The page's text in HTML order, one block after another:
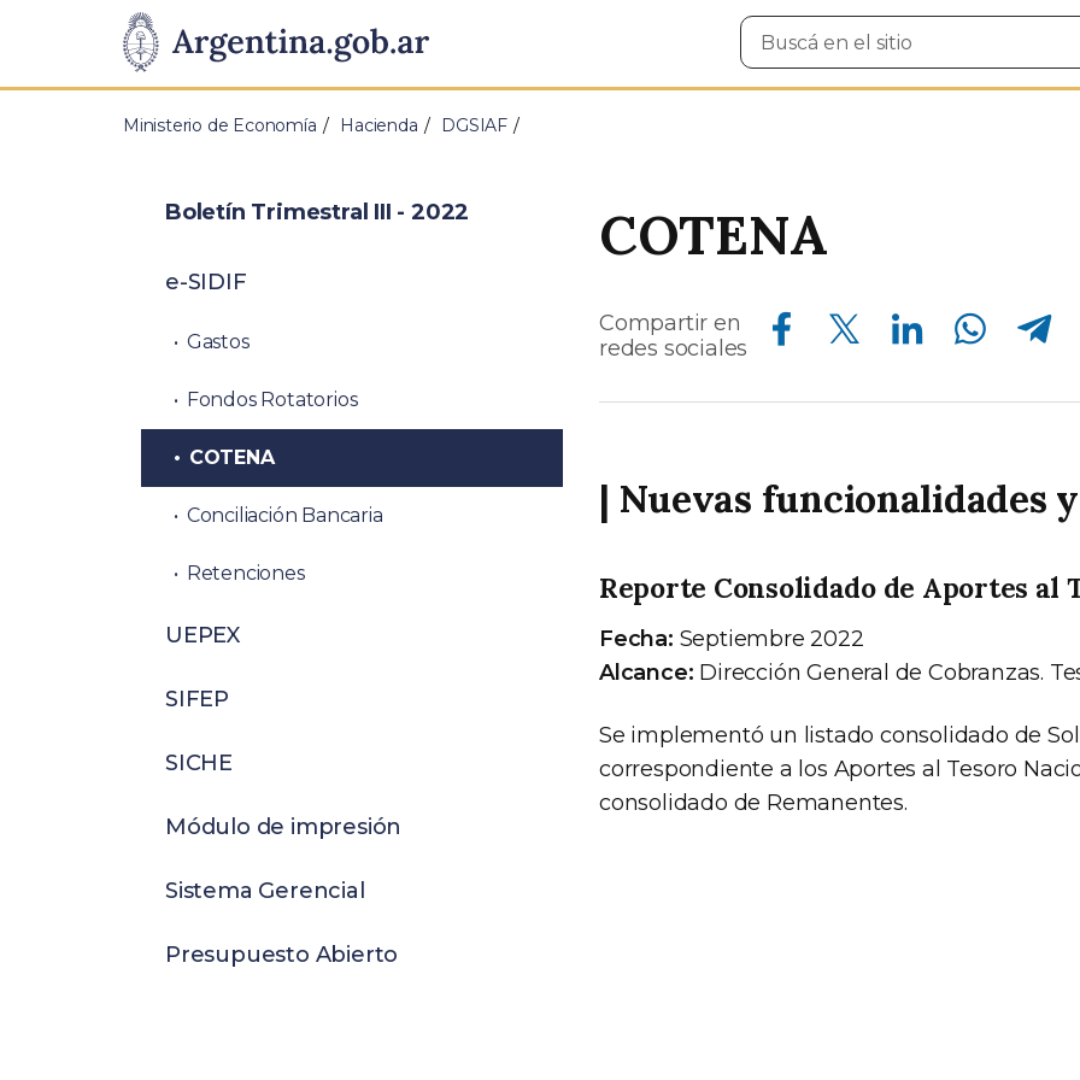
Presidencia
de
Pasar al contenido principal
Buscar
en
Ministerio de Economía Hacienda DGSIAF
COTENA
Compartir en
redes sociales
Compartir en Facebook Compartir en Twitter Compartir en Linkedin Compartir en Whatsapp Compartir en Telegram
| Nuevas funcionalidades
Reporte Consolidado de Aportes al
Fecha: Septiembre 2022
Alcance: Dirección General de Cobranzas.
Se implementó un listado consolidado de
correspondiente a los Aportes al Tesoro
consolidado de Remanentes.
Boletín Trimestral III - 2022
e-SIDIF
Gastos
Fondos Rotatorios
COTENA
Conciliación Bancaria
Retenciones
UEPEX
SIFEP
SICHE
Módulo de impresión
Sistema Gerencial
Presupuesto Abierto